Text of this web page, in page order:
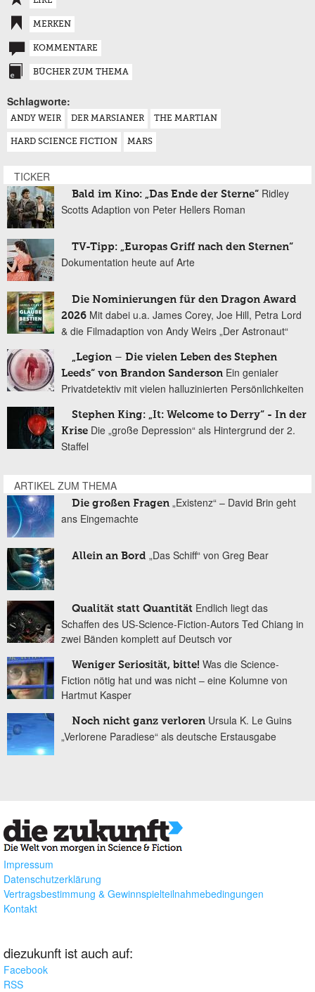
MERKEN
KOMMENTARE
BÜCHER ZUM THEMA
Schlagworte:
ANDY WEIR DER MARSIANER THE MARTIAN
HARD SCIENCE FICTION MARS
TICKER
Bald im Kino: „Das Ende der Sterne“ Ridley
Scotts Adaption von Peter Hellers Roman
TV-Tipp: „Europas Griff nach den Sternen“
Dokumentation heute auf Arte
Die Nominierungen für den Dragon Award
2026 Mit dabei u.a. James Corey, Joe Hill, Petra Lord
& die Filmadaption von Andy Weirs „Der Astronaut“
„Legion – Die vielen Leben des Stephen
Leeds“ von Brandon Sanderson Ein genialer
Privatdetektiv mit vielen halluzinierten Persönlichkeiten
Stephen King: „It: Welcome to Derry“ - In der
Krise Die „große Depression“ als Hintergrund der 2.
Staffel
ARTIKEL ZUM THEMA
Die großen Fragen „Existenz“ – David Brin geht
ans Eingemachte
Allein an Bord „Das Schiff“ von Greg Bear
Qualität statt Quantität Endlich liegt das
Schaffen des US-Science-Fiction-Autors Ted Chiang in
zwei Bänden komplett auf Deutsch vor
Weniger Seriosität, bitte! Was die Science-
Fiction nötig hat und was nicht – eine Kolumne von
Hartmut Kasper
Noch nicht ganz verloren Ursula K. Le Guins
„Verlorene Paradiese“ als deutsche Erstausgabe
Impressum
Datenschutzerklärung
Vertragsbestimmung & Gewinnspielteilnahmebedingungen
Kontakt
diezukunft ist auch auf:
Facebook
RSS